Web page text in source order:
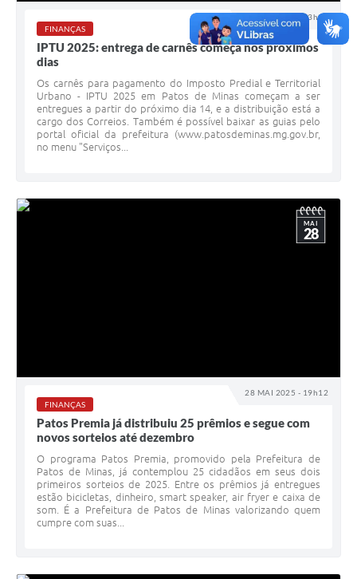
08 JUL 2025 - 13h05
FINANÇAS
IPTU 2025: entrega de carnês começa nos próximos
dias
Os carnês para pagamento do Imposto Predial e Territorial
Urbano - IPTU 2025 em Patos de Minas começam a ser
entregues a partir do próximo dia 14, e a distribuição está a
cargo dos Correios. Também é possível baixar as guias pelo
portal oficial da prefeitura (www.patosdeminas.mg.gov.br,
no menu "Serviços...
28 MAI 2025 - 19h12
MAI
28
FINANÇAS
Patos Premia já distribuiu 25 prêmios e segue com
novos sorteios até dezembro
O programa Patos Premia, promovido pela Prefeitura de
Patos de Minas, já contemplou 25 cidadãos em seus dois
primeiros sorteios de 2025. Entre os prêmios já entregues
estão bicicletas, dinheiro, smart speaker, air fryer e caixa de
som. É a Prefeitura de Patos de Minas valorizando quem
cumpre com suas...